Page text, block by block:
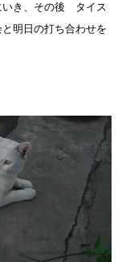
いき、その後 タイス
明日の打ち合わせを